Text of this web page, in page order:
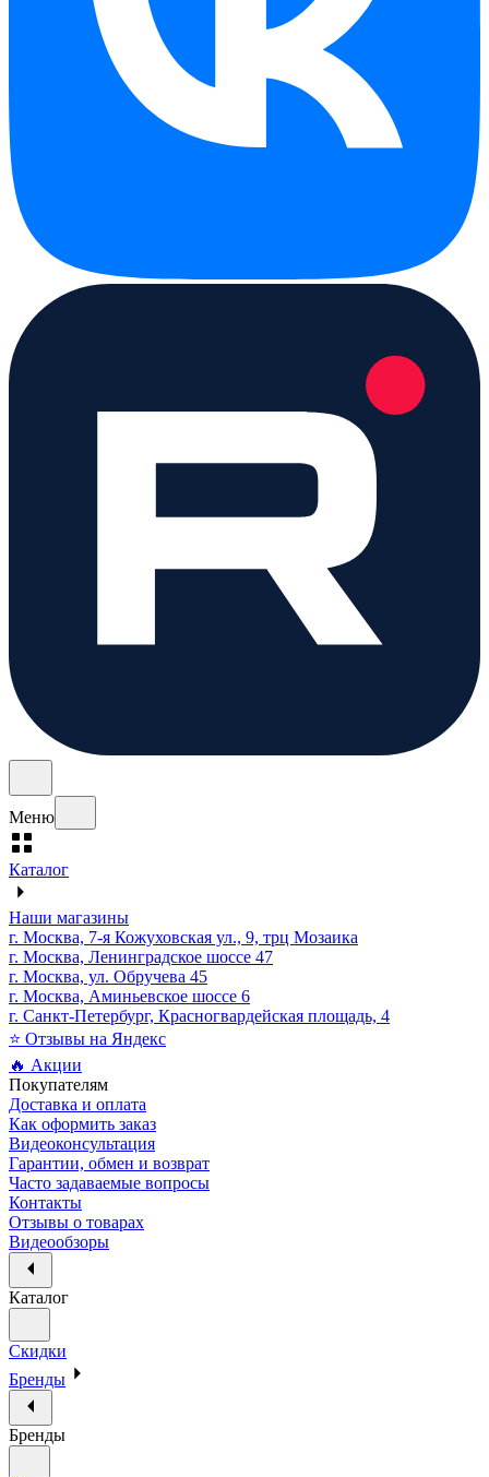
Меню
Каталог
Наши магазины
г. Москва, 7-я Кожуховская ул., 9, трц Мозаика
г. Москва, Ленинградское шоссе 47
г. Москва, ул. Обручева 45
г. Москва, Аминьевское шоссе 6
г. Санкт-Петербург, Красногвардейская площадь, 4
⭐ Отзывы на Яндекс
🔥 Акции
Покупателям
Доставка и оплата
Как оформить заказ
Видеоконсультация
Гарантии, обмен и возврат
Часто задаваемые вопросы
Контакты
Отзывы о товарах
Видеообзоры
Каталог
Скидки
Бренды
Бренды